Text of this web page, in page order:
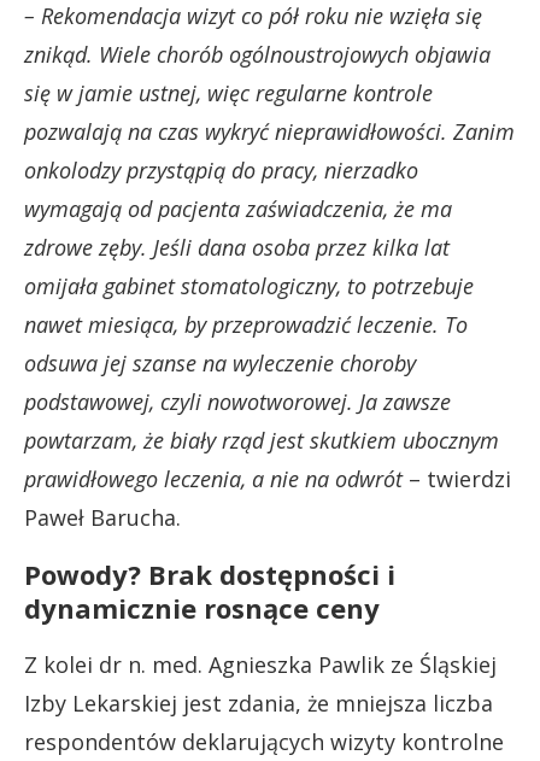
– Rekomendacja wizyt co pół roku nie wzięła się
znikąd. Wiele chorób ogólnoustrojowych objawia
się w jamie ustnej, więc regularne kontrole
pozwalają na czas wykryć nieprawidłowości. Zanim
onkolodzy przystąpią do pracy, nierzadko
wymagają od pacjenta zaświadczenia, że ma
zdrowe zęby. Jeśli dana osoba przez kilka lat
omijała gabinet stomatologiczny, to potrzebuje
nawet miesiąca, by przeprowadzić leczenie. To
odsuwa jej szanse na wyleczenie choroby
podstawowej, czyli nowotworowej. Ja zawsze
powtarzam, że biały rząd jest skutkiem ubocznym
prawidłowego leczenia, a nie na odwrót– twierdzi
Paweł Barucha.
Powody? Brak dostępności i
dynamicznie rosnące ceny
Z kolei dr n. med. Agnieszka Pawlik ze Śląskiej
Izby Lekarskiej jest zdania, że mniejsza liczba
respondentów deklarujących wizyty kontrolne